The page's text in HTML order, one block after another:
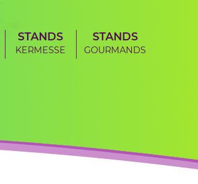
STANDS
KERMESSE
STANDS
GOURMANDS